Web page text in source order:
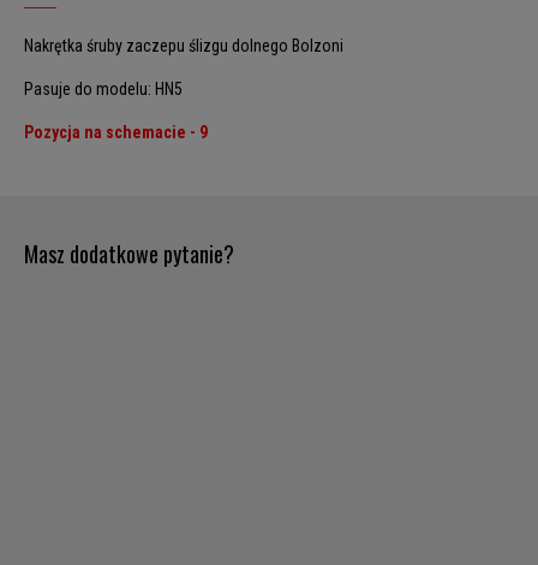
Nakrętka śruby zaczepu ślizgu dolnego Bolzoni
Pasuje do modelu: HN5
Pozycja na schemacie - 9
Masz dodatkowe pytanie?